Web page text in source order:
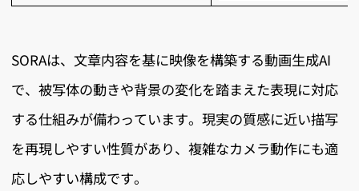
SORAは、文章内容を基に映像を構築する動画生成AI
で、被写体の動きや背景の変化を踏まえた表現に対応
する仕組みが備わっています。現実の質感に近い描写
を再現しやすい性質があり、複雑なカメラ動作にも適
応しやすい構成です。